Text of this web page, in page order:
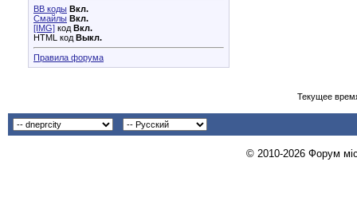
BB коды Вкл.
Смайлы Вкл.
[IMG] код Вкл.
HTML код Выкл.
Правила форума
Текущее
© 2010-2026 Форум